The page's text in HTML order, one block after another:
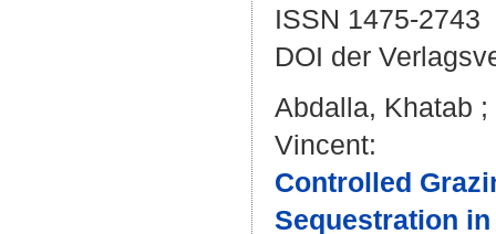
ISSN 1475-2743
DOI der
Abdalla, Khatab ;
Vincent:
Controlled
Sequestration